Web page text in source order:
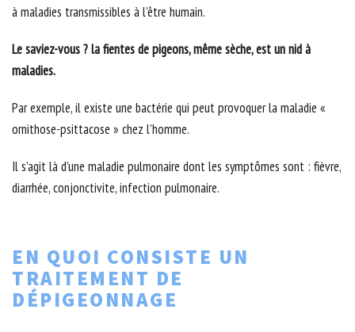
à maladies transmissibles à l’être humain.
Le saviez-vous ? la fientes de pigeons, même sèche, est un nid à
maladies.
Par exemple, il existe une bactérie qui peut provoquer la maladie «
ornithose-psittacose » chez l’homme.
Il s’agit là d’une maladie pulmonaire dont les symptômes sont : fièvre,
diarrhée, conjonctivite, infection pulmonaire.
EN QUOI CONSISTE UN
TRAITEMENT DE
DÉPIGEONNAGE